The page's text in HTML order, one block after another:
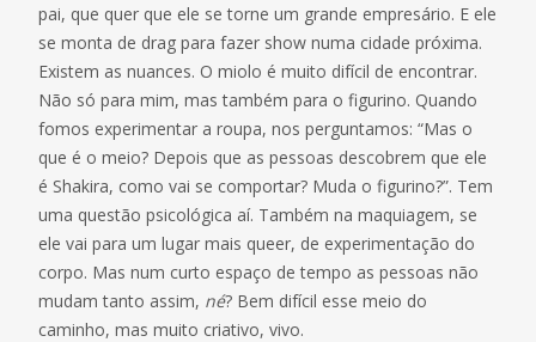
pai, que quer que ele se torne um grande empresário. E ele
se monta de drag para fazer show numa cidade próxima.
Existem as nuances. O miolo é muito difícil de encontrar.
Não só para mim, mas também para o figurino. Quando
fomos experimentar a roupa, nos perguntamos: “Mas o
que é o meio? Depois que as pessoas descobrem que ele
é Shakira, como vai se comportar? Muda o figurino?”. Tem
uma questão psicológica aí. Também na maquiagem, se
ele vai para um lugar mais queer, de experimentação do
corpo. Mas num curto espaço de tempo as pessoas não
mudam tanto assim, né? Bem difícil esse meio do
caminho, mas muito criativo, vivo.